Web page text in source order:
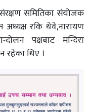
समितिका संयोजक
अध्यक्ष रकि थेवे,नारायण
पक्षबाट मन्दिरा
रहेका थिए ।